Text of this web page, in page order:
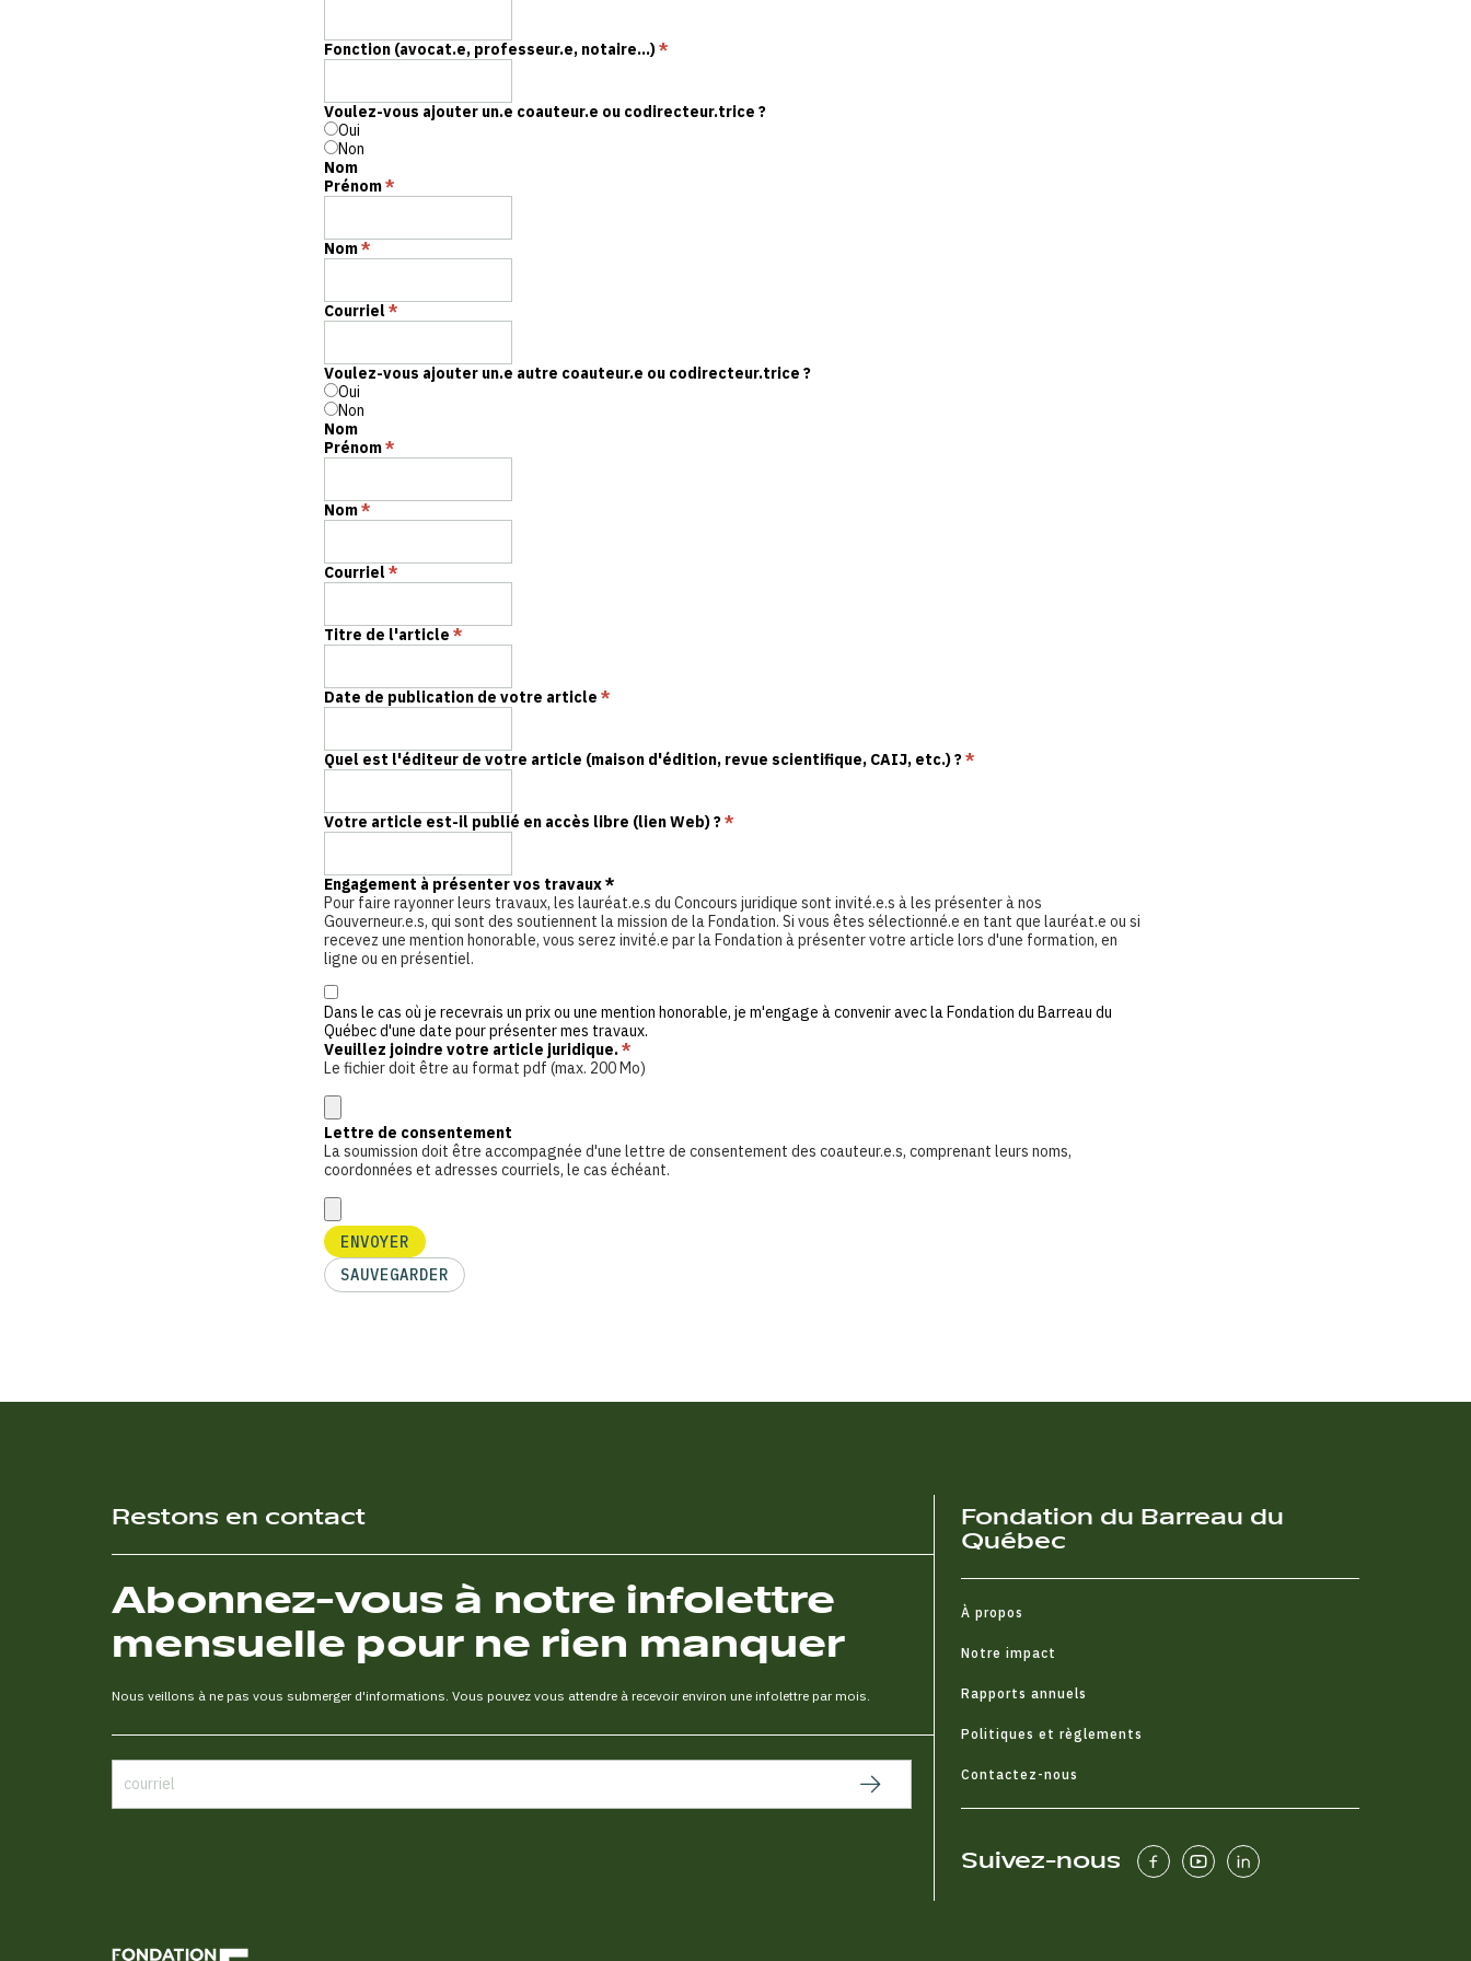
Fonction (avocat.e, professeur.e, notaire...)*
Voulez-vous ajouter un.e coauteur.e ou codirecteur.trice ?
Oui
Non
Nom
Prénom*
Nom*
Courriel *
Voulez-vous ajouter un.e autre coauteur.e ou codirecteur.trice ?
Oui
Non
Nom
Prénom*
Nom*
Courriel *
Titre de l'article *
Date de publication de votre article *
Quel est l'éditeur de votre article (maison d'édition, revue scientifique, CAIJ, etc.) ?*
Votre article est-il publié en accès libre (lien Web) ?*
Engagement à présenter vos travaux*
Pour faire rayonner leurs travaux, les lauréat.e.s du Concours juridique sont invité.e.s à les présenter à nos
Gouverneur.e.s, qui sont des soutiennent la mission de la Fondation. Si vous êtes sélectionné.e en tant que lauréat.e ou si
recevez une mention honorable, vous serez invité.e par la Fondation à présenter votre article lors d'une formation, en
ligne ou en présentiel.
Dans le cas où je recevrais un prix ou une mention honorable, je m'engage à convenir avec la Fondation du Barreau du
Québec d'une date pour présenter mes travaux.
Veuillez joindre votre article juridique.*
Le fichier doit être au format pdf (max. 200 Mo)
Lettre de consentement
La soumission doit être accompagnée d'une lettre de consentement des coauteur.e.s, comprenant leurs noms,
coordonnées et adresses courriels, le cas échéant.
ENVOYER
SAUVEGARDER
Restons en contact
Abonnez-vous à notre infolettre
mensuelle pour ne rien manquer
Nous veillons à ne pas vous submerger d'informations. Vous pouvez vous attendre à recevoir environ une infolettre par mois.
Fondation du Barreau du
Québec
À propos
Notre impact
Rapports annuels
Politiques et règlements
Contactez-nous
Suivez-nous